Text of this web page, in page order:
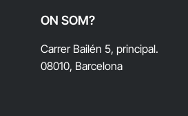
ON SOM?
Carrer Bailén 5, principal.
08010, Barcelona